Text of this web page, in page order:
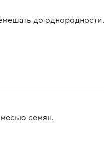
до однородности.
семян.